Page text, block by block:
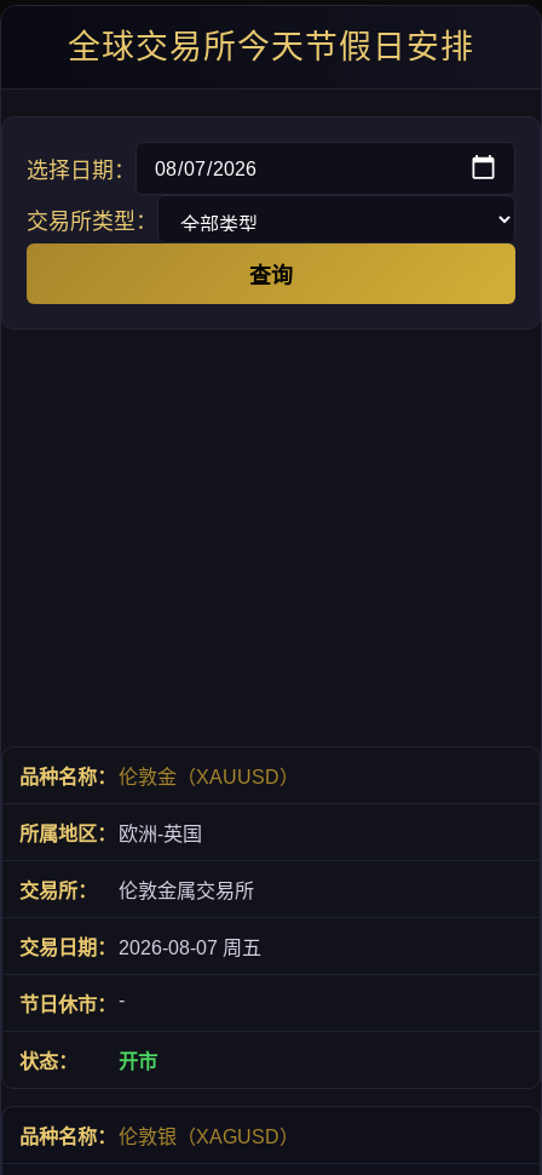
全球交易所今天节假日安排
选择日期：
交易所类型：
查询
伦敦金（XAUUSD）
欧洲-英国
伦敦金属交易所
2026-08-07 周五
-
开市
伦敦银（XAGUSD）